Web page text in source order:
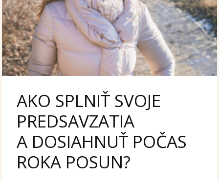
AKO SPLNIŤ SVOJE
PREDSAVZATIA
A DOSIAHNUŤ POČAS
ROKA POSUN?